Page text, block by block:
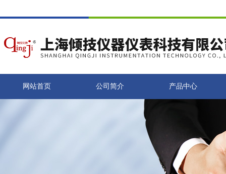
网站首页 公司简介 产品中心